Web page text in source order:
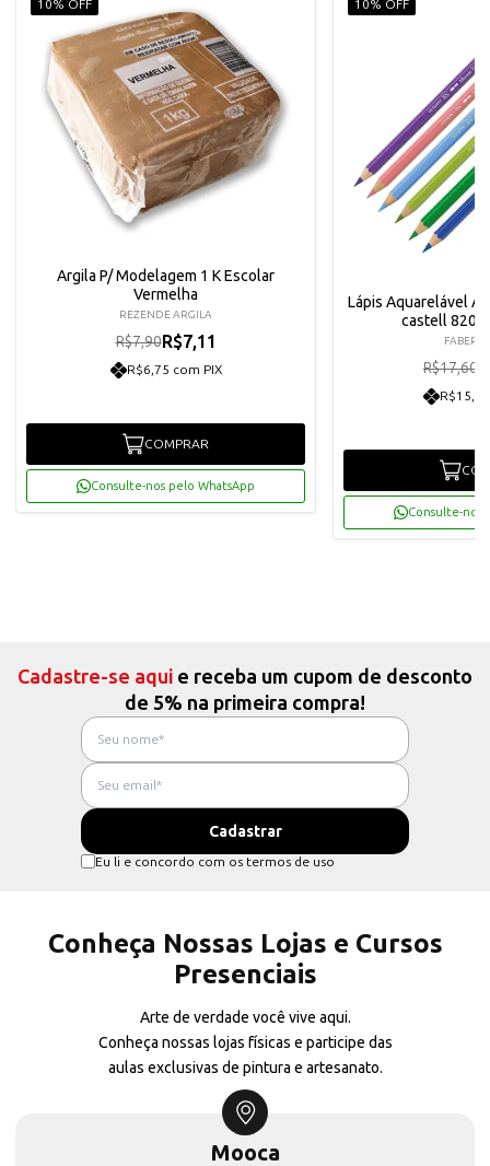
10% OFF
Argila P/ Modelagem 1 K Escolar
Vermelha
REZENDE ARGILA
R$7,90R$7,11
R$6,75 com PIX
COMPRAR
Consulte-nos pelo WhatsApp
10% OFF
Lápis Aquarelável
castell 8200
FABER
R$17,60
Consulte-nos
Cadastre-se aqui e receba um cupom de desconto
de 5% na primeira compra!
Eu li e concordo com os termos de uso
Conheça Nossas Lojas e Cursos
Presenciais
Arte de verdade você vive aqui.
Conheça nossas lojas físicas e participe das
aulas exclusivas de pintura e artesanato.
Mooca